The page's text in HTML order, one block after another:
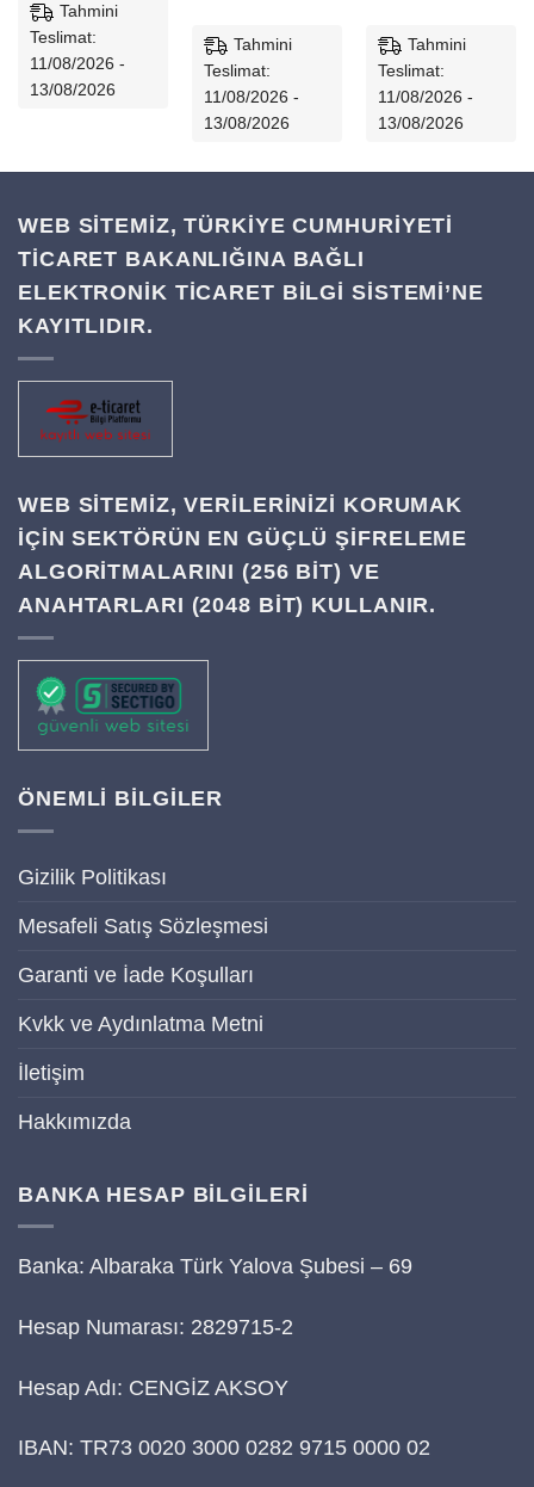
Tahmini
Teslimat:
11/08/2026 -
13/08/2026
Tahmini
Teslimat:
11/08/2026 -
13/08/2026
Tahmini
Teslimat:
11/08/2026 -
13/08/2026
WEB SİTEMİZ, TÜRKİYE CUMHURİYETİ
TİCARET BAKANLIĞINA BAĞLI
ELEKTRONİK TİCARET BİLGİ SİSTEMİ’NE
KAYITLIDIR.
WEB SITEMIZ, VERILERINIZI KORUMAK
IÇIN SEKTÖRÜN EN GÜÇLÜ ŞIFRELEME
ALGORITMALARINI (256 BIT) VE
ANAHTARLARI (2048 BIT) KULLANIR.
ÖNEMLİ BİLGİLER
Gizilik Politikası
Mesafeli Satış Sözleşmesi
Garanti ve İade Koşulları
Kvkk ve Aydınlatma Metni
İletişim
Hakkımızda
BANKA HESAP BİLGİLERİ
Banka: Albaraka Türk Yalova Şubesi – 69
Hesap Numarası: 2829715-2
Hesap Adı: CENGİZ AKSOY
IBAN: TR73 0020 3000 0282 9715 0000 02